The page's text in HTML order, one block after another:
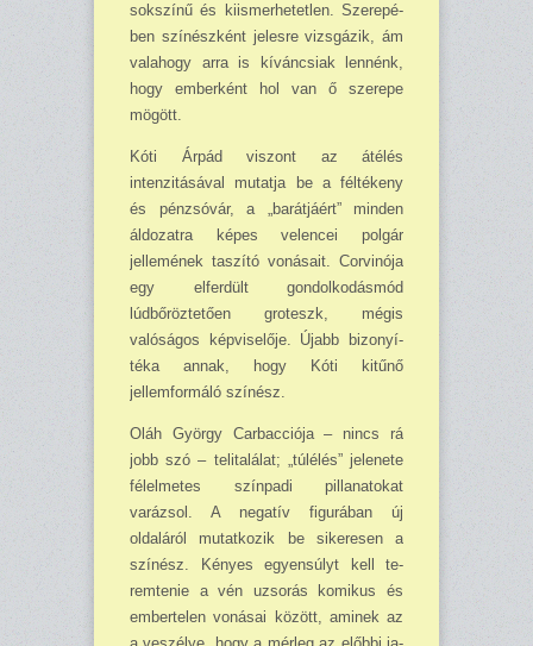
sokszínű és kiismerhetetlen. Szerepé­
ben színészként jelesre vizs­gázik, ám
valahogy arra is kíváncsiak lennénk,
hogy emberként hol van ő szerepe
mögött.
Kóti Árpád viszont az át­élés
intenzitásával mutatja be a féltékeny
és pénzsóvár, a „barát­jáért” minden
áldo­zatra képes velencei polgár
jellemének taszító vonásait. Corvinója
egy elferdült gon­dolkodásmód
lúdbőröztetően groteszk, mégis
valóságos képviselője. Újabb bizo­nyí­
téka annak, hogy Kóti kitűnő
jellemformáló színész.
Oláh György Carbacciója – nincs rá
jobb szó – teli­találat; „túlélés” jelenete
fé­lelmetes színpadi pillanato­kat
varázsol. A negatív figu­rában új
oldaláról mutatko­zik be sikeresen a
színész. Kényes egyensúlyt kell te­
remtenie a vén uzsorás ko­mikus és
embertelen vonásai között, aminek az